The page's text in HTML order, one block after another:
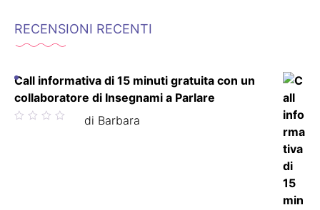
RECENSIONI RECENTI
Call informativa di 15 minuti gratuita con un
collaboratore di Insegnami a Parlare
Valutato di Barbara